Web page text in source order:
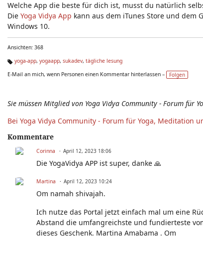
Welche App die beste für dich ist, musst du natürlich
Die Yoga Vidya App kann aus dem iTunes Store und dem
Windows 10.
Ansichten: 368
g
yoga-app, yogaapp, sukadev, tägliche lesung
E-Mail an mich, wenn Personen einen Kommentar hinterlassen –
Folgen
Sie müssen Mitglied von Yoga Vidya Community - Forum für
Bei Yoga Vidya Community - Forum für Yoga, Meditation
Kommentare
Corinna April 12, 2023 18:06
Die YogaVidya APP ist super, danke 🙏
Martina April 12, 2023 10:24
Om namah shivajah.
Ich nutze das Portal jetzt einfach mal um eine
Abstand die umfangreichste und fundierteste
dieses Geschenk. Martina Amabama . Om